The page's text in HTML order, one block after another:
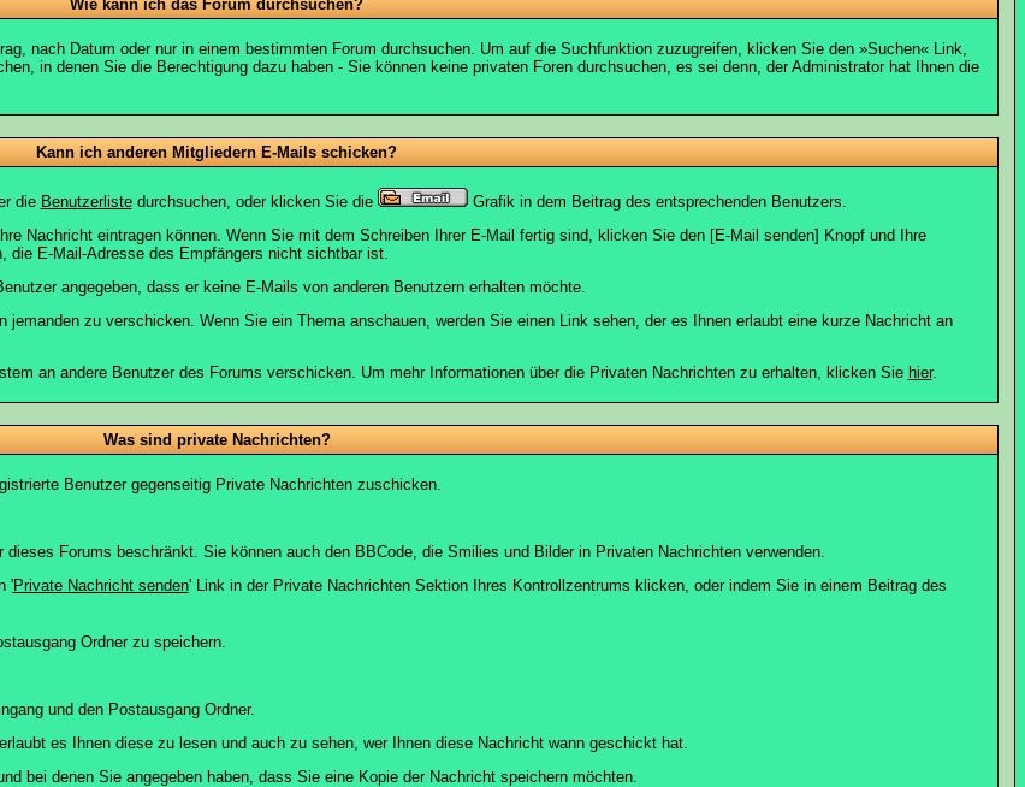
Wie kann ich das Forum durchsuchen?
nach Datum oder nur in einem bestimmten Forum durchsuchen. Um auf die Suchfunktion zuzugreifen, klicken Sie den »Suchen« Link,
in denen Sie die Berechtigung dazu haben - Sie können keine privaten Foren durchsuchen, es sei denn, der Administrator hat Ihnen die
Kann ich anderen Mitgliedern E-Mails schicken?
die Benutzerlistedurchsuchen, oder klicken Sie die
Grafik in dem Beitrag des entsprechenden Benutzers.
Nachricht eintragen können. Wenn Sie mit dem Schreiben Ihrer E-Mail fertig sind, klicken Sie den [E-Mail senden] Knopf und Ihre
die E-Mail-Adresse des Empfängers nicht sichtbar ist.
angegeben, dass er keine E-Mails von anderen Benutzern erhalten möchte.
zu verschicken. Wenn Sie ein Thema anschauen, werden Sie einen Link sehen, der es Ihnen erlaubt eine kurze Nachricht an
an andere Benutzer des Forums verschicken. Um mehr Informationen über die Privaten Nachrichten zu erhalten, klicken Sie hier.
Was sind private Nachrichten?
Benutzer gegenseitig Private Nachrichten zuschicken.
Forums beschränkt. Sie können auch den BBCode, die Smilies und Bilder in Privaten Nachrichten verwenden.
'Private Nachricht senden' Link in der Private Nachrichten Sektion Ihres Kontrollzentrums klicken, oder indem Sie in einem Beitrag des
Ordner zu speichern.
und den Postausgang Ordner.
es Ihnen diese zu lesen und auch zu sehen, wer Ihnen diese Nachricht wann geschickt hat.
bei denen Sie angegeben haben, dass Sie eine Kopie der Nachricht speichern möchten.